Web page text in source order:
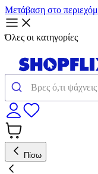
Μετάβαση στο
Όλες οι κατηγορίες
Πίσω